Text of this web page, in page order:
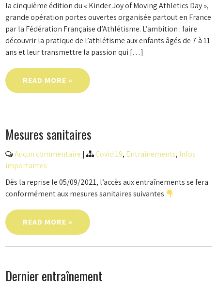
la cinquième édition du « Kinder Joy of Moving Athletics Day »,
grande opération portes ouvertes organisée partout en France
par la Fédération Française d’Athlétisme. L’ambition : faire
découvrir la pratique de l’athlétisme aux enfants âgés de 7 à 11
ans et leur transmettre la passion qui […]
READ MORE »
Mesures sanitaires
Aucun commentaire | Covid 19, Entraînements, Infos
importantes
Dès la reprise le 05/09/2021, l’accès aux entraînements se fera
conformément aux mesures sanitaires suivantes
READ MORE »
Dernier entraînement